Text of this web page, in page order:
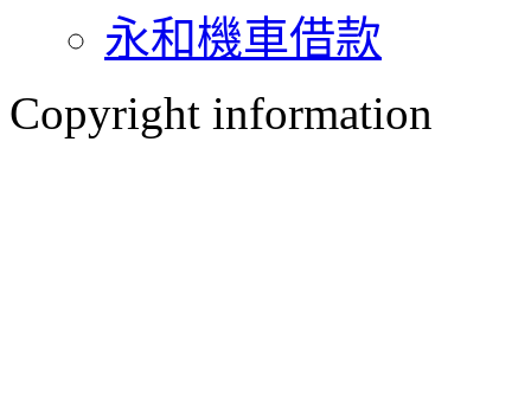
永和機車借款
Copyright information